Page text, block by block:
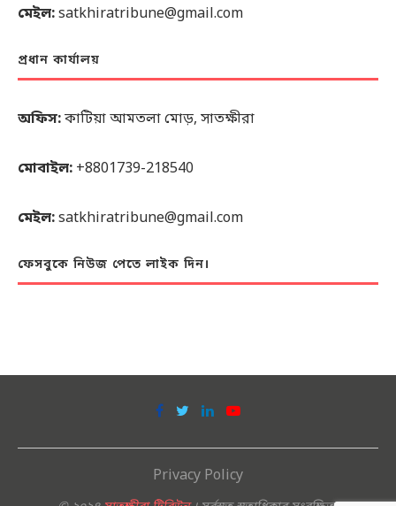
মেইল:satkhiratribune@gmail.com
প্রধান কার্যালয়
অফিস:কাটিয়া আমতলা মোড়, সাতক্ষীরা
মোবাইল: +8801739-218540
মেইল:satkhiratribune@gmail.com
ফেসবুকে নিউজ পেতে লাইক দিন।
Privacy Policy